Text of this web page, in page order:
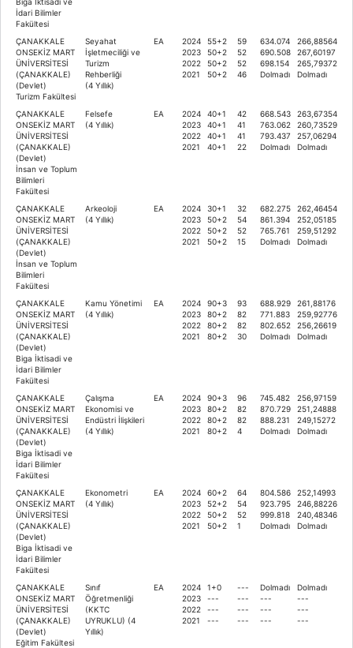
İdari Bilimler
Fakültesi
ÇANAKKALE
ONSEKİZ MART
ÜNİVERSİTESİ
(ÇANAKKALE)
(Devlet)
Turizm Fakültesi
Seyahat
İşletmeciliği ve
Turizm
Rehberliği
(4 Yıllık)
EA
2024
2023
2022
2021
55+2
50+2
50+2
50+2
59
52
52
46
634.074
690.508
698.154
Dolmadı
266,88564
267,60197
265,79372
Dolmadı
ÇANAKKALE
ONSEKİZ MART
ÜNİVERSİTESİ
(ÇANAKKALE)
(Devlet)
İnsan ve Toplum
Bilimleri
Fakültesi
Felsefe
(4 Yıllık)
EA
2024
2023
2022
2021
40+1
40+1
40+1
40+1
42
41
41
22
668.543
763.062
793.437
Dolmadı
263,67354
260,73529
257,06294
Dolmadı
ÇANAKKALE
ONSEKİZ MART
ÜNİVERSİTESİ
(ÇANAKKALE)
(Devlet)
İnsan ve Toplum
Bilimleri
Fakültesi
Arkeoloji
(4 Yıllık)
EA
2024
2023
2022
2021
30+1
50+2
50+2
50+2
32
54
52
15
682.275
861.394
765.761
Dolmadı
262,46454
252,05185
259,51292
Dolmadı
ÇANAKKALE
ONSEKİZ MART
ÜNİVERSİTESİ
(ÇANAKKALE)
(Devlet)
Biga İktisadi ve
İdari Bilimler
Fakültesi
Kamu Yönetimi
(4 Yıllık)
EA
2024
2023
2022
2021
90+3
80+2
80+2
80+2
93
82
82
30
688.929
771.883
802.652
Dolmadı
261,88176
259,92776
256,26619
Dolmadı
ÇANAKKALE
ONSEKİZ MART
ÜNİVERSİTESİ
(ÇANAKKALE)
(Devlet)
Biga İktisadi ve
İdari Bilimler
Fakültesi
Çalışma
Ekonomisi ve
Endüstri İlişkileri
(4 Yıllık)
EA
2024
2023
2022
2021
90+3
80+2
80+2
80+2
96
82
82
4
745.482
870.729
888.231
Dolmadı
256,97159
251,24888
249,15272
Dolmadı
ÇANAKKALE
ONSEKİZ MART
ÜNİVERSİTESİ
(ÇANAKKALE)
(Devlet)
Biga İktisadi ve
İdari Bilimler
Fakültesi
Ekonometri
(4 Yıllık)
EA
2024
2023
2022
2021
60+2
52+2
50+2
50+2
64
54
52
1
804.586
923.795
999.818
Dolmadı
252,14993
246,88226
240,48346
Dolmadı
ÇANAKKALE
ONSEKİZ MART
ÜNİVERSİTESİ
(ÇANAKKALE)
(Devlet)
Eğitim Fakültesi
Sınıf
Öğretmenliği
(KKTC
UYRUKLU) (4
Yıllık)
EA
2024
2023
2022
2021
1+0
---
---
---
---
---
---
---
Dolmadı
---
---
---
Dolmadı
---
---
---